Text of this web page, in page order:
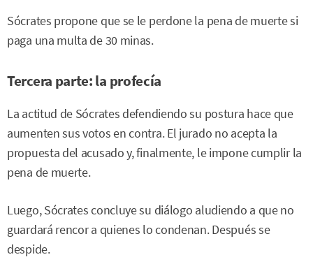
Sócrates propone que se le perdone la pena de muerte si
paga una multa de 30 minas.
Tercera parte: la profecía
La actitud de Sócrates defendiendo su postura hace que
aumenten sus votos en contra. El jurado no acepta la
propuesta del acusado y, finalmente, le impone cumplir la
pena de muerte.
Luego, Sócrates concluye su diálogo aludiendo a que no
guardará rencor a quienes lo condenan. Después se
despide.